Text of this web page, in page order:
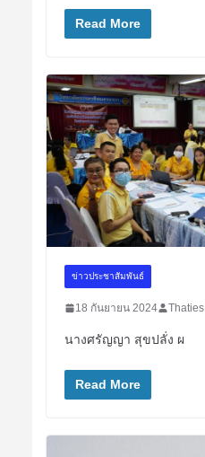
Read More
ข่าวประชาสัมพันธ์
18 กันยายน 2024 Thaties
นางศรัญญา สุขปลั่ง ผ
Read More